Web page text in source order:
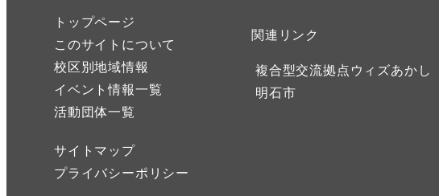
トップページ
このサイトについて
校区別地域情報
イベント情報一覧
活動団体一覧
サイトマップ
プライバシーポリシー
関連リンク
複合型交流拠点ウィズあかし
明石市